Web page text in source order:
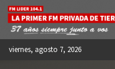
Skip
content
viernes, agosto 7, 2026